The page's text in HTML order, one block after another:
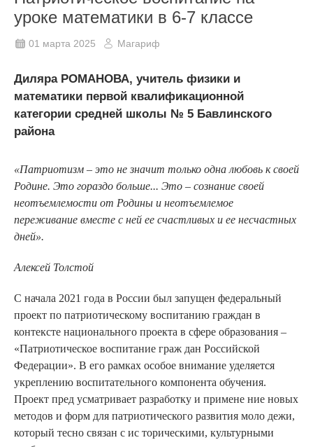
уроке математики в 6-7 классе
01 марта 2025 Магариф
Диляра РОМАНОВА, учитель физики и
математики первой квалификационной
категории средней школы № 5 Бавлинского
района
«Патриотизм – это не значит только одна любовь к своей
Родине. Это гораздо больше... Это – сознание своей
неотъемлемости от Родины и неотъемлемое
переживание вместе с ней ее счастливых и ее несчастных
дней».
Алексей Толстой
С начала 2021 года в России был запущен федеральный
проект по патриотическому воспитанию граждан в
контексте национального проекта в сфере образования –
«Патриотическое воспитание граж дан Российской
Федерации». В его рамках особое внимание уделяется
укреплению воспитательного компонента обучения.
Проект пред усматривает разработку и примене ние новых
методов и форм для патриотического развития моло дежи,
который тесно связан с ис торическими, культурными